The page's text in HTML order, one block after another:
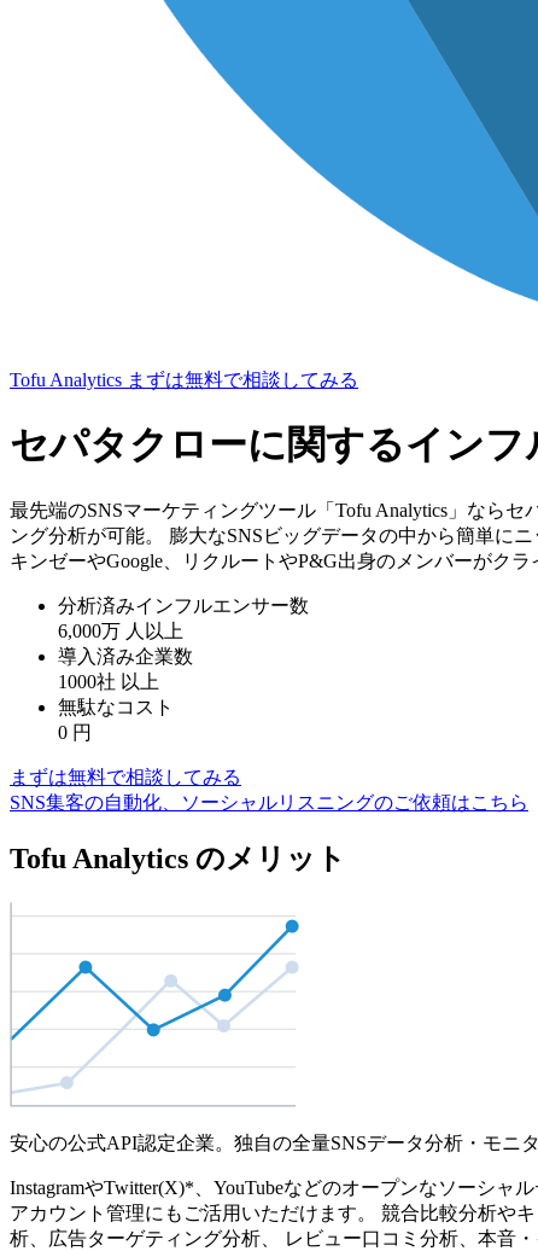
Tofu Analytics まずは無料で相談してみる
セパタクローに関するイン
最先端のSNSマーケティングツール「Tofu Analytics」なら
ング分析が可能。 膨大なSNSビッグデータの中から簡単に
キンゼーやGoogle、リクルートやP&G出身のメンバーがクラ
分析済みインフルエンサー数
6,000万 人以上
導入済み企業数
1000社 以上
無駄なコスト
0 円
まずは無料で相談してみる
SNS集客の自動化、ソーシャルリスニングのご依頼はこちら
Tofu Analytics のメリット
安心の公式API認定企業。独自の全量SNSデータ分析・モニ
InstagramやTwitter(X)*、YouTubeなどのオープンなソーシ
アカウント管理にもご活用いただけます。 競合比較分析や
析、広告ターゲティング分析、 レビュー口コミ分析、本音